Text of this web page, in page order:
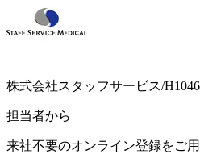
株式会社スタッフサービス/
担当者から
来社不要のオンライン登録をご用